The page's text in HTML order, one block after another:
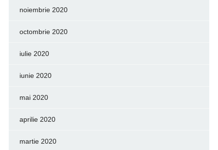
noiembrie 2020
octombrie 2020
iulie 2020
iunie 2020
mai 2020
aprilie 2020
martie 2020